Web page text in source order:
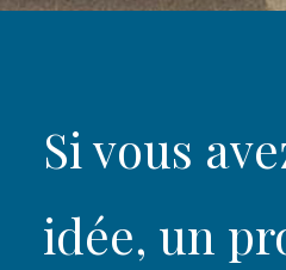
Si vous
idée, un